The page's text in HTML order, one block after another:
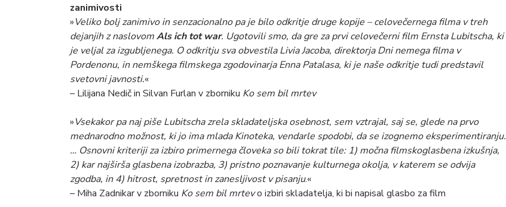
zanimivosti
»Veliko bolj zanimivo in senzacionalno pa je bilo odkritje druge kopije – celovečernega filma v treh
dejanjih z naslovomAls ich tot war. Ugotovili smo, da gre za prvi celovečerni film Ernsta Lubitscha, ki
je veljal za izgubljenega. O odkritju sva obvestila Livia Jacoba, direktorja Dni nemega filma v
Pordenonu, in nemškega filmskega zgodovinarja Enna Patalasa, ki je naše odkritje tudi predstavil
svetovni javnosti.«
– Lilijana Nedič in Silvan Furlan v zborniku Ko sem bil mrtev
»Vsekakor pa naj piše Lubitscha zrela skladateljska osebnost, sem vztrajal, saj se, glede na prvo
mednarodno možnost, ki jo ima mlada Kinoteka, vendarle spodobi, da se izognemo eksperimentiranju.
… Osnovni kriteriji za izbiro primernega človeka so bili tokrat tile: 1) močna filmskoglasbena izkušnja,
2) kar najširša glasbena izobrazba, 3) pristno poznavanje kulturnega okolja, v katerem se odvija
zgodba, in 4) hitrost, spretnost in zanesljivost v pisanju.«
– Miha Zadnikar v zborniku Ko sem bil mrtevo izbiri skladatelja, ki bi napisal glasbo za film